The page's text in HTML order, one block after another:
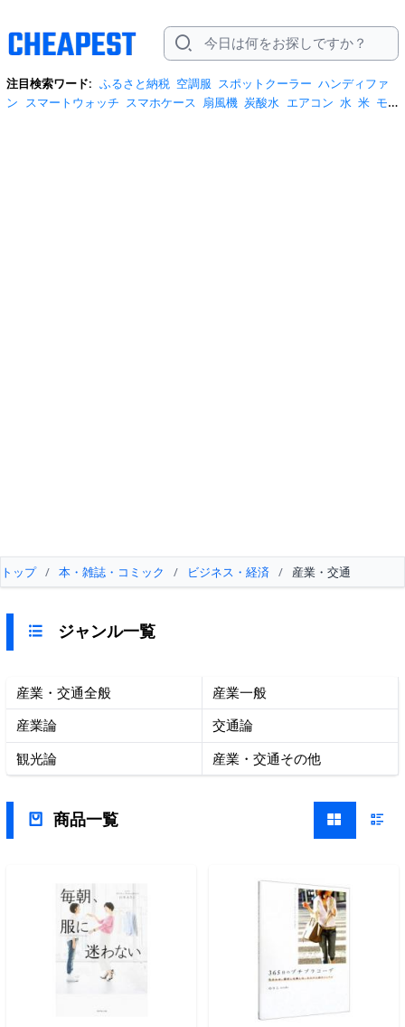
注目検索ワード: ふるさと納税 空調服 スポットクーラー ハンディファ
ン スマートウォッチ スマホケース 扇風機 炭酸水 エアコン 水 米 モ
トップ / 本・雑誌・コミック / ビジネス・経済 / 産業・交通
ジャンル一覧
産業・交通全般
産業一般
産業論
交通論
観光論
産業・交通その他
商品一覧